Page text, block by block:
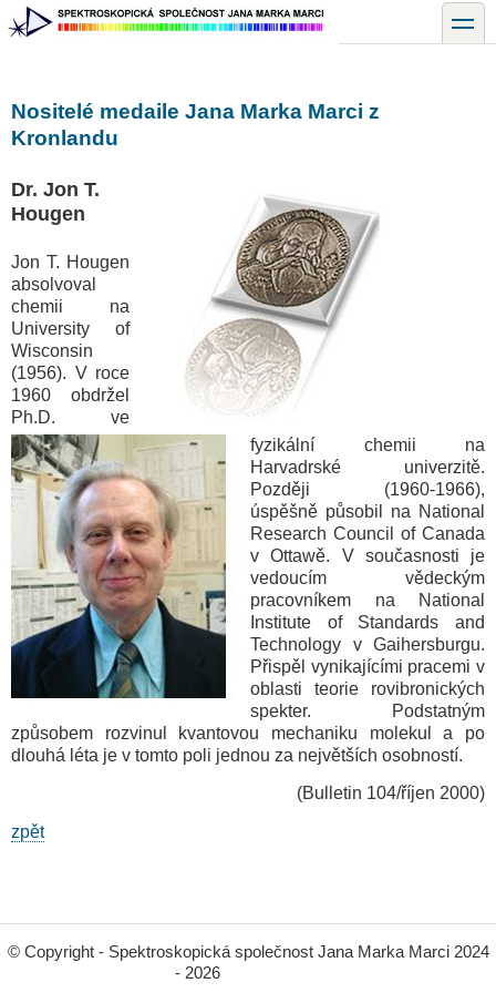
Přejít
k
toggle
Nositelé medaile Jana Marka Marci z
Kronlandu
Dr. Jon T.
Hougen
Jon T. Hougen
absolvoval
chemii na
University of
Wisconsin
(1956). V roce
1960 obdržel
Ph.D. ve
fyzikální chemii na
Harvadrské univerzitě.
Později (1960-1966),
úspěšně působil na National
Research Council of Canada
v Ottawě. V současnosti je
vedoucím vědeckým
pracovníkem na National
Institute of Standards and
Technology v Gaihersburgu.
Přispěl vynikajícími pracemi v
oblasti teorie rovibronických
spekter. Podstatným
způsobem rozvinul kvantovou mechaniku molekul a po
dlouhá léta je v tomto poli jednou za největších osobností.
(Bulletin 104/říjen 2000)
zpět
© Copyright - Spektroskopická společnost Jana Marka Marci 2024
- 2026